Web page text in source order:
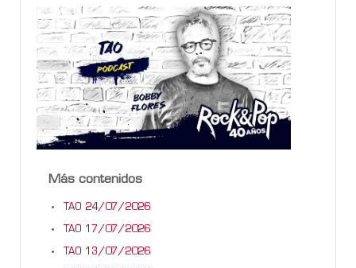
Más contenidos
TAO 24/07/2026
TAO 17/07/2026
TAO 13/07/2026